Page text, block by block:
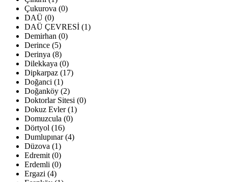
Çukurova (0)
DAÜ (0)
DAÜ ÇEVRESİ (1)
Demirhan (0)
Derince (5)
Derinya (8)
Dilekkaya (0)
Dipkarpaz (17)
Doğanci (1)
Doğanköy (2)
Doktorlar Sitesi (0)
Dokuz Evler (1)
Domuzcula (0)
Dörtyol (16)
Dumlupınar (4)
Düzova (1)
Edremit (0)
Erdemli (0)
Ergazi (4)